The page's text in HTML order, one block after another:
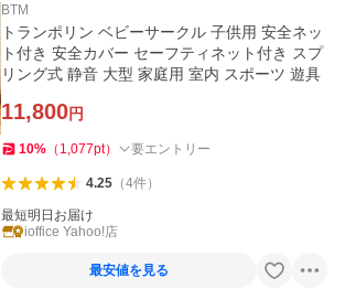
BTM
トランポリン ベビーサークル 子供用 安全ネッ
ト付き 安全カバー セーフティネット付き スプ
リング式 静音 大型 家庭用 室内 スポーツ 遊具
11,800円
10% （ 1,077pt） 要エントリー
4.25（4件）
最短明日お届け
ioffice Yahoo!店
最安値を見る